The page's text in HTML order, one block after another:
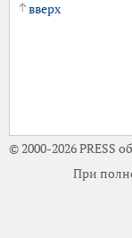
вверх
© 2000-2026 PRESS
При